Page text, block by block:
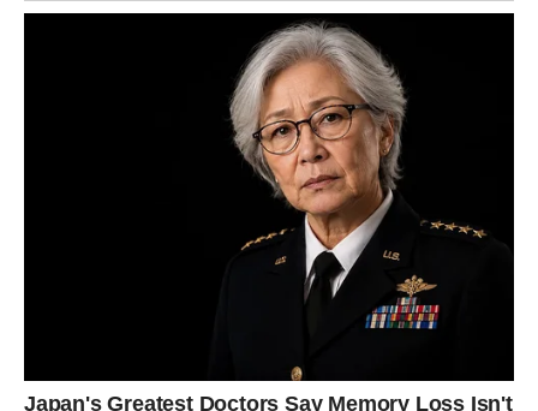
Strpljenje vam donosi nagradu.
Pred vama su lijepe vijesti kroz razgovor ili kontakt s
osobom od koje mnogo očekujete.
Budite spremni na iznenađenje.